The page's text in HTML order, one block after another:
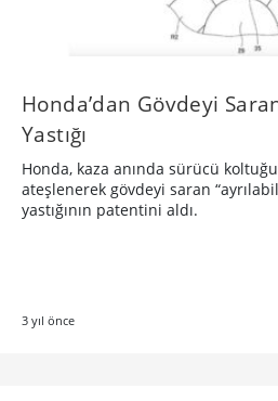
Honda’dan Gövdeyi
Yastığı
Honda, kaza anında sürücü
ateşlenerek gövdeyi saran
yastığının patentini aldı.
3 yıl önce